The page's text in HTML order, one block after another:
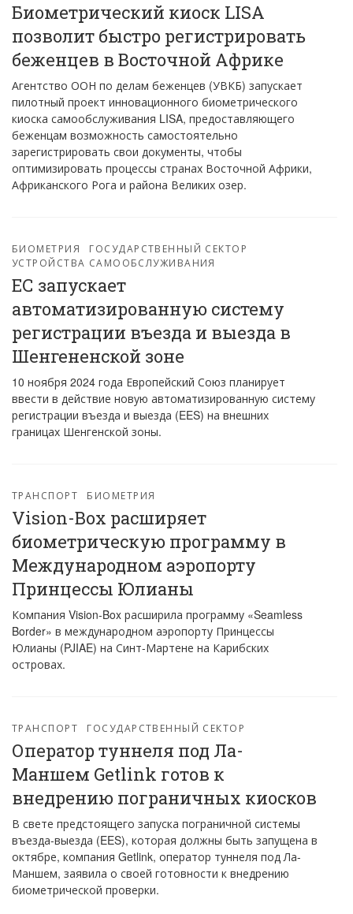
Биометрический киоск LISA
позволит быстро регистрировать
беженцев в Восточной Африке
Агентство ООН по делам беженцев (УВКБ) запускает
пилотный проект инновационного биометрического
киоска самообслуживания LISA, предоставляющего
беженцам возможность самостоятельно
зарегистрировать свои документы, чтобы
оптимизировать процессы странах Восточной Африки,
Африканского Рога и района Великих озер.
БИОМЕТРИЯ
ГОСУДАРСТВЕННЫЙ СЕКТОР
УСТРОЙСТВА САМООБСЛУЖИВАНИЯ
ЕС запускает
автоматизированную систему
регистрации въезда и выезда в
Шенгененской зоне
10 ноября 2024 года Европейский Союз планирует
ввести в действие новую автоматизированную систему
регистрации въезда и выезда (EES) на внешних
границах Шенгенской зоны.
ТРАНСПОРТ БИОМЕТРИЯ
Vision-Box расширяет
биометрическую программу в
Международном аэропорту
Принцессы Юлианы
Компания Vision-Box расширила программу «Seamless
Border» в международном аэропорту Принцессы
Юлианы (PJIAE) на Синт-Мартене на Карибских
островах.
ТРАНСПОРТ ГОСУДАРСТВЕННЫЙ СЕКТОР
Оператор туннеля под Ла-
Маншем Getlink готов к
внедрению пограничных киосков
В свете предстоящего запуска пограничной системы
въезда-выезда (EES), которая должны быть запущена в
октябре, компания Getlink, оператор туннеля под Ла-
Маншем, заявила о своей готовности к внедрению
биометрической проверки.